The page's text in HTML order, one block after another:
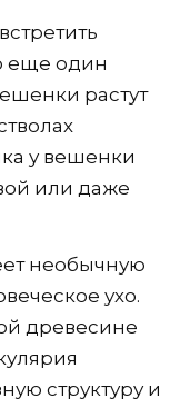
еще один
растут
у вешенки
или даже
необычную
ухо.
древесине
структуру и